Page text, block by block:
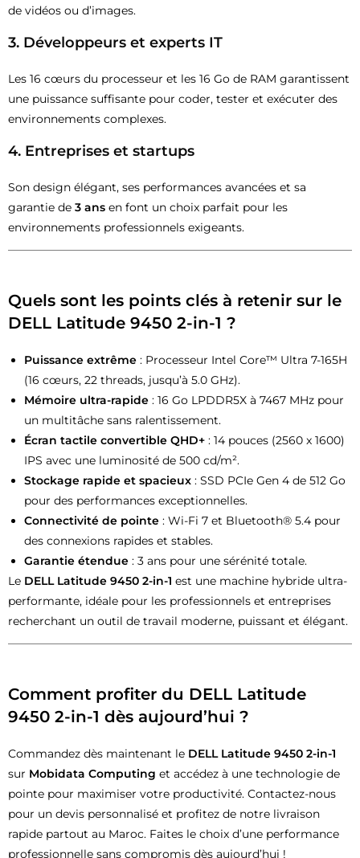
de vidéos ou d’images.
3. Développeurs et experts IT
Les 16 cœurs du processeur et les 16 Go de RAM garantissent
une puissance suffisante pour coder, tester et exécuter des
environnements complexes.
4. Entreprises et startups
Son design élégant, ses performances avancées et sa
garantie de 3 ans en font un choix parfait pour les
environnements professionnels exigeants.
Quels sont les points clés à retenir sur le
DELL Latitude 9450 2-in-1 ?
Puissance extrême : Processeur Intel Core™ Ultra 7-165H
(16 cœurs, 22 threads, jusqu’à 5.0 GHz).
Mémoire ultra-rapide : 16 Go LPDDR5X à 7467 MHz pour
un multitâche sans ralentissement.
Écran tactile convertible QHD+ : 14 pouces (2560 x 1600)
IPS avec une luminosité de 500 cd/m².
Stockage rapide et spacieux : SSD PCIe Gen 4 de 512 Go
pour des performances exceptionnelles.
Connectivité de pointe : Wi-Fi 7 et Bluetooth® 5.4 pour
des connexions rapides et stables.
Garantie étendue : 3 ans pour une sérénité totale.
Le DELL Latitude 9450 2-in-1 est une machine hybride ultra-
performante, idéale pour les professionnels et entreprises
recherchant un outil de travail moderne, puissant et élégant.
Comment profiter du DELL Latitude
9450 2-in-1 dès aujourd’hui ?
Commandez dès maintenant le DELL Latitude 9450 2-in-1
sur Mobidata Computing et accédez à une technologie de
pointe pour maximiser votre productivité. Contactez-nous
pour un devis personnalisé et profitez de notre livraison
rapide partout au Maroc. Faites le choix d’une performance
professionnelle sans compromis dès aujourd’hui !